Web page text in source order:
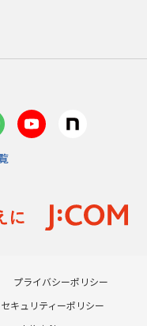
プライバシーポリシー
セキュリティーポリシー